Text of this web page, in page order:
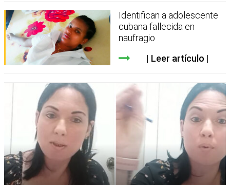
Identifican a adolescente
cubana fallecida en
naufragio
Leer artículo